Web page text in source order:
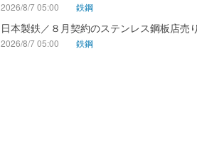
2026/8/7 05:00 鉄鋼
日本製鉄／８月契約のステンレス鋼板店売
2026/8/7 05:00 鉄鋼